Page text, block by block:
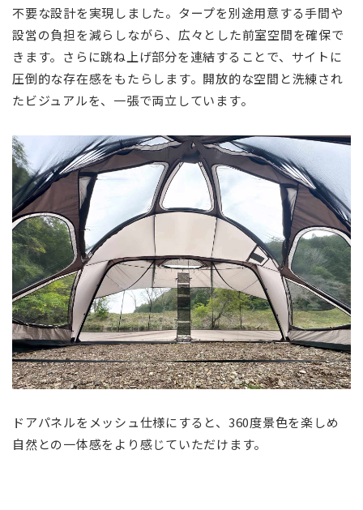
不要な設計を実現しました。タープを別途用意する手間や
設営の負担を減らしながら、広々とした前室空間を確保で
きます。さらに跳ね上げ部分を連結することで、サイトに
圧倒的な存在感をもたらします。開放的な空間と洗練され
たビジュアルを、一張で両立しています。
ドアパネルをメッシュ仕様にすると、360度景色を楽しめ
自然との一体感をより感じていただけます。